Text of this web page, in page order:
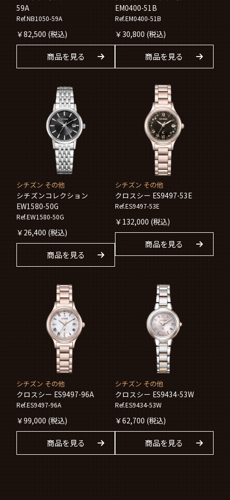
59A
Ref.NB1050-59A
￥82,500 (税込)
商品を見る
EM0400-51B
Ref.EM0400-51B
￥30,800 (税込)
商品を見る
シチズン その他
シチズンコレクション
EW1580-50G
Ref.EW1580-50G
￥ 26,400 (税込)
商品を見る
シチズン その他
クロスシー ES9497-53E
Ref.ES9497-53E
￥ 132,000 (税込)
商品を見る
シチズン その他
クロスシー ES9497-96A
Ref.ES9497-96A
￥99,000 (税込)
商品を見る
シチズン その他
クロスシー ES9434-53W
Ref.ES9434-53W
￥62,700 (税込)
商品を見る